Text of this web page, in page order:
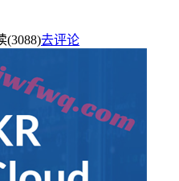
(3088)去评论